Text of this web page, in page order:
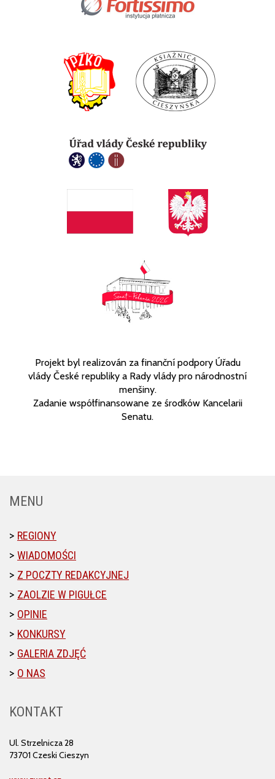
Projekt byl realizován za finanční podpory Úřadu
vlády České republiky a Rady vlády pro národnostní
menšiny.
Zadanie współfinansowane ze środków Kancelarii
Senatu.
MENU
REGIONY
WIADOMOŚCI
Z POCZTY REDAKCYJNEJ
ZAOLZIE W PIGUŁCE
OPINIE
KONKURSY
GALERIA ZDJĘĆ
O NAS
KONTAKT
Ul. Strzelnicza 28
73701 Czeski Cieszyn